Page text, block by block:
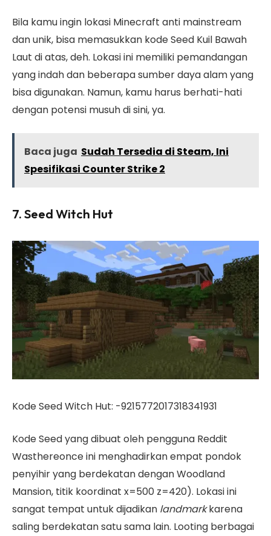
Bila kamu ingin lokasi Minecraft anti mainstream
dan unik, bisa memasukkan kode Seed Kuil Bawah
Laut di atas, deh. Lokasi ini memiliki pemandangan
yang indah dan beberapa sumber daya alam yang
bisa digunakan. Namun, kamu harus berhati-hati
dengan potensi musuh di sini, ya.
Baca juga Sudah Tersedia di Steam, Ini
Spesifikasi Counter Strike 2
7. Seed Witch Hut
Kode Seed Witch Hut: -9215772017318341931
Kode Seed yang dibuat oleh pengguna Reddit
Wasthereonce ini menghadirkan empat pondok
penyihir yang berdekatan dengan Woodland
Mansion, titik koordinat x=500 z=420). Lokasi ini
sangat tempat untuk dijadikan landmarkkarena
saling berdekatan satu sama lain. Looting berbagai